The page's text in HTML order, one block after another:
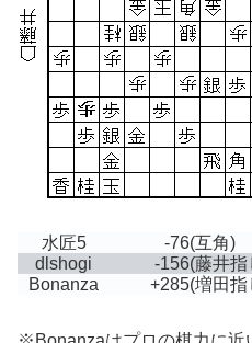
水匠5 -76(互角)
dlshogi
-156(藤井
Bonanza
+285(増田